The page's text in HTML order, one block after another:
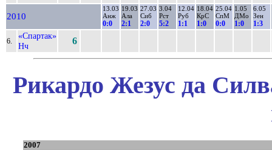
2010
13.03
Анж
0:0
19.03
Ала
2:1
27.03
Сиб
2:0
3.04
Рст
5:2
12.04
Руб
1:1
18.04
КрС
1:0
25.04
СпМ
0:0
1.05
ДМо
1:0
6.05
Зен
1:3
6.
«Спартак»
Нч
6
Рикардо Жезус да
2007